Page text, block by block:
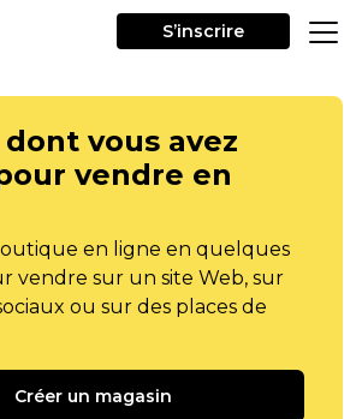
S’inscrire
vous avez
vendre en
en ligne en quelques
vendre sur un site Web, sur
ou sur des places de
Créer un magasin